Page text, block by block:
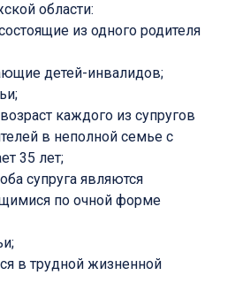
области:
из одного родителя
детей-инвалидов;
каждого из супругов
в неполной семье с
35 лет;
супруга являются
по очной форме
в трудной жизненной